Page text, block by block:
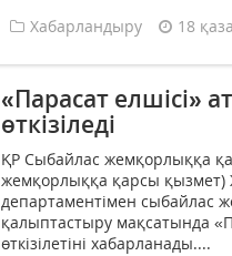
Хабарландыру
18
«Парасат елшісі»
өткізіледі
ҚР Сыбайлас жемқорлыққа
жемқорлыққа қарсы
департаментімен сыбайлас
қалыптастыру мақсатында
өткізілетіні хабарланады....